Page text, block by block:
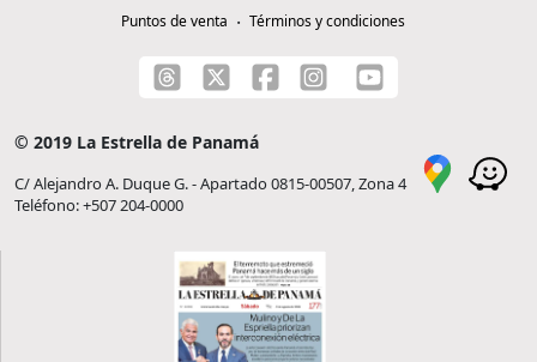
Puntos de venta
Términos y condiciones
© 2019 La Estrella de Panamá
C/ Alejandro A. Duque G. - Apartado 0815-00507, Zona 4
Teléfono: +507 204-0000